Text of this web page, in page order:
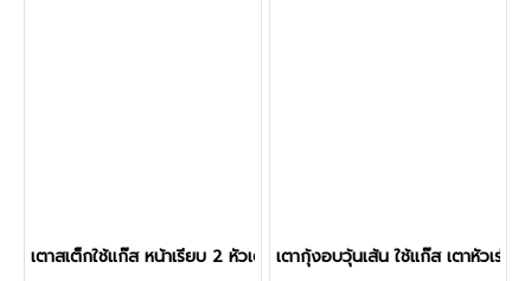
เตาสเต็กใช้แก๊ส หน้าเรียบ 2 หัวเตา หน้าเตาถอดล้างได้ รุ่น 718
เตากุ้งอบวุ้นเส้น ใช้แก๊ส เตาหัวเร่ง